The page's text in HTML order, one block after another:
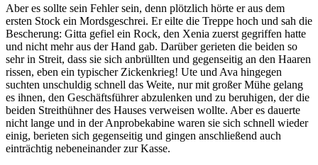
Aber es sollte sein Fehler sein, denn plötzlich hörte er aus dem
ersten Stock ein Mordsgeschrei. Er eilte die Treppe hoch und sah die
Bescherung: Gitta gefiel ein Rock, den Xenia zuerst gegriffen hatte
und nicht mehr aus der Hand gab. Darüber gerieten die beiden so
sehr in Streit, dass sie sich anbrüllten und gegenseitig an den Haaren
rissen, eben ein typischer Zickenkrieg! Ute und Ava hingegen
suchten unschuldig schnell das Weite, nur mit großer Mühe gelang
es ihnen, den Geschäftsführer abzulenken und zu beruhigen, der die
beiden Streithühner des Hauses verweisen wollte. Aber es dauerte
nicht lange und in der Anprobekabine waren sie sich schnell wieder
einig, berieten sich gegenseitig und gingen anschließend auch
einträchtig nebeneinander zur Kasse.